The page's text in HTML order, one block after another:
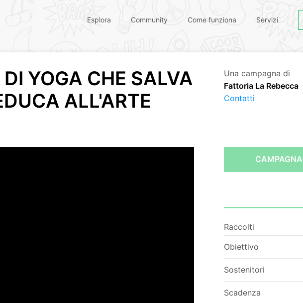
Esplora Community Come funziona Servizi
YOGA CHE SALVA
ALL'ARTE
Una campagna di
Fattoria La Rebecca
Contatti
Raccolti
Obiettivo
Sostenitori
Scadenza